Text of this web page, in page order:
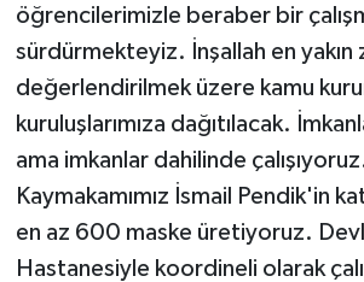
öğrencilerimizle beraber bir
sürdürmekteyiz. İnşallah en yakın
değerlendirilmek üzere kamu
kuruluşlarımıza dağıtılacak.
ama imkanlar dahilinde
Kaymakamımız İsmail Pendik'in
en az 600 maske üretiyoruz.
Hastanesiyle koordineli olarak